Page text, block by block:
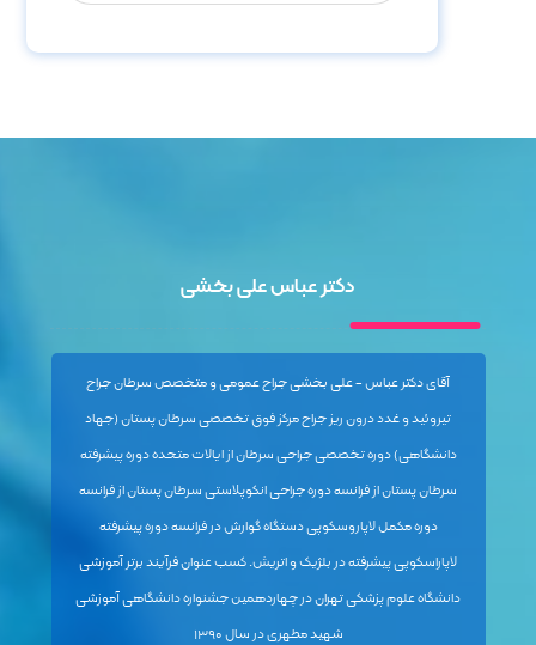
دکتر عباس علی بخشی
آقای دکتر عباس - علی بخشی جراح عمومی و متخصص سرطان جراح
تیروئید و غدد درون ریز جراح مرکز فوق تخصصی سرطان پستان (جهاد
دانشگاهی) دوره تخصصی جراحی سرطان از ایالات متحده دوره پیشرفته
سرطان پستان از فرانسه دوره جراحی انکوپلاستی سرطان پستان از فرانسه
دوره مکمل لاپاروسکوپی دستگاه گوارش در فرانسه دوره پیشرفته
لاپاراسکوپی پیشرفته در بلژیک و اتریش. کسب عنوان فرآیند برتر آموزشی
دانشگاه علوم پزشکی تهران در چهاردهمین جشنواره دانشگاهی آموزشی
شهید مطهری در سال ۱۳۹۰